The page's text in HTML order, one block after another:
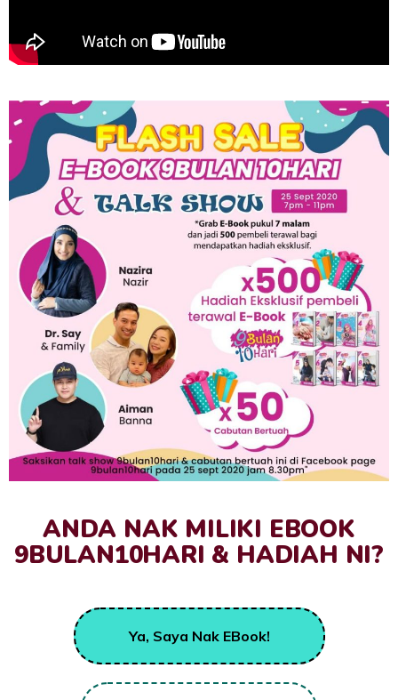
ANDA NAK MILIKI EBOOK
9BULAN10HARI & HADIAH NI?
Ya, Saya Nak EBook!